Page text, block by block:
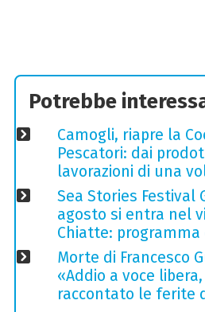
Potrebbe
Camogli, riapre la
Pescatori: dai
lavorazioni di una
Sea Stories Festival
agosto si entra nel
Chiatte:
Morte di Francesco
«Addio a voce
raccontato le ferite